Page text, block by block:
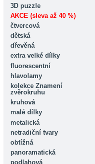
3D puzzle
AKCE (sleva až 40 %)
čtvercová
dětská
dřevěná
extra velké dílky
fluorescentní
hlavolamy
kolekce Znamení
zvěrokruhu
kruhová
malé dílky
metalická
netradiční tvary
obtížná
panoramatická
podlahová